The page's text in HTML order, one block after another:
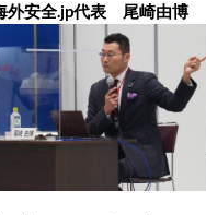
外安全.jp代表 尾崎由博